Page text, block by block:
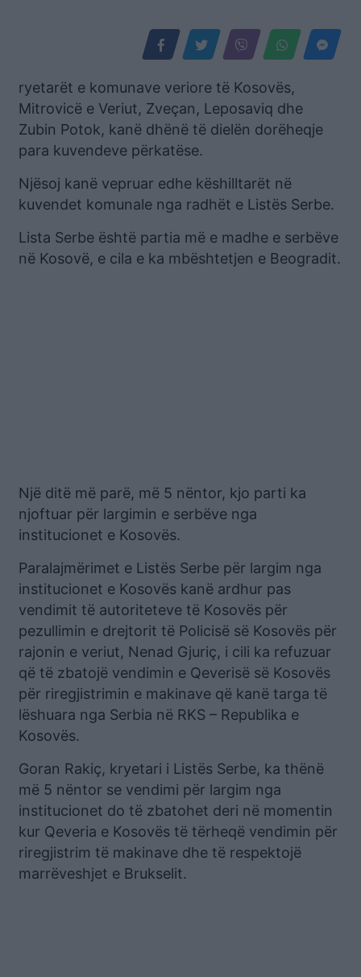
ryetarët e komunave veriore të Kosovës,
Mitrovicë e Veriut, Zveçan, Leposaviq dhe
Zubin Potok, kanë dhënë të dielën dorëheqje
para kuvendeve përkatëse.
Njësoj kanë vepruar edhe këshilltarët në
kuvendet komunale nga radhët e Listës Serbe.
Lista Serbe është partia më e madhe e serbëve
në Kosovë, e cila e ka mbështetjen e Beogradit.
Një ditë më parë, më 5 nëntor, kjo parti ka
njoftuar për largimin e serbëve nga
institucionet e Kosovës.
Paralajmërimet e Listës Serbe për largim nga
institucionet e Kosovës kanë ardhur pas
vendimit të autoriteteve të Kosovës për
pezullimin e drejtorit të Policisë së Kosovës për
rajonin e veriut, Nenad Gjuriç, i cili ka refuzuar
që të zbatojë vendimin e Qeverisë së Kosovës
për riregjistrimin e makinave që kanë targa të
lëshuara nga Serbia në RKS – Republika e
Kosovës.
Goran Rakiç, kryetari i Listës Serbe, ka thënë
më 5 nëntor se vendimi për largim nga
institucionet do të zbatohet deri në momentin
kur Qeveria e Kosovës të tërheqë vendimin për
riregjistrim të makinave dhe të respektojë
marrëveshjet e Brukselit.